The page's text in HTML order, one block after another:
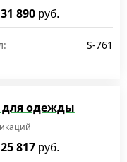
890 руб.
S-761
одежды
817 руб.